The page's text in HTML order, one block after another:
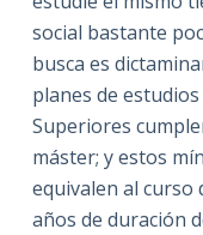
social bastante
busca es
planes de
Superiores
máster; y estos
equivalen al curso
años de duración